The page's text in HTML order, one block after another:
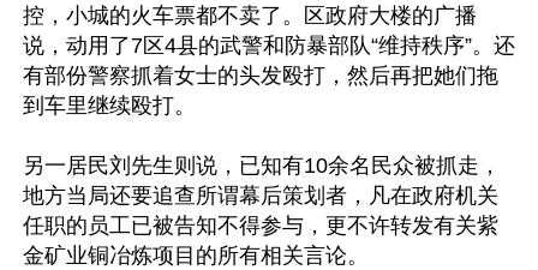
控，小城的火车票都不卖了。区政府大楼的广播
说，动用了7区4县的武警和防暴部队“维持秩序”。还
有部份警察抓着女士的头发殴打，然后再把她们拖
到车里继续殴打。
另一居民刘先生则说，已知有10余名民众被抓走，
地方当局还要追查所谓幕后策划者，凡在政府机关
任职的员工已被告知不得参与，更不许转发有关紫
金矿业铜冶炼项目的所有相关言论。